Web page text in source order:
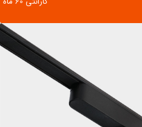
مشاهده محصول